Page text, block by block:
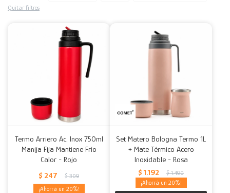
Quitar filtros
Termo Arriero Ac. Inox 750ml
Manija Fija Mantiene Frío
Calor - Rojo
$ 247 $ 309
20
Set Matero Bologna Termo 1L
+ Mate Térmico Acero
Inoxidable - Rosa
$ 1.192 $ 1.490
20
Accesorios para el hogar
Muebles Infantiles